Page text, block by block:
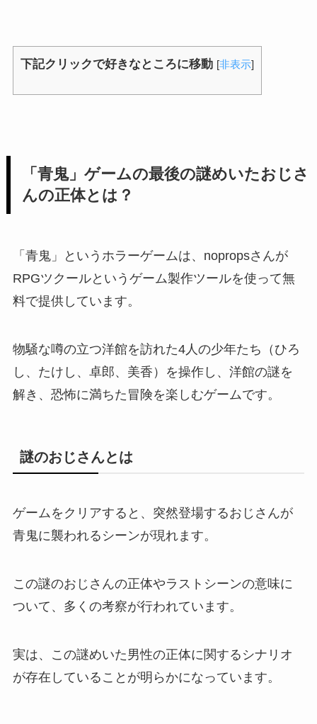
下記クリックで好きなところに移動 [非表示]
「青鬼」ゲームの最後の謎めいたおじさ
んの正体とは？
「青鬼」というホラーゲームは、nopropsさんが
RPGツクールというゲーム製作ツールを使って無
料で提供しています。
物騒な噂の立つ洋館を訪れた4人の少年たち（ひろ
し、たけし、卓郎、美香）を操作し、洋館の謎を
解き、恐怖に満ちた冒険を楽しむゲームです。
謎のおじさんとは
ゲームをクリアすると、突然登場するおじさんが
青鬼に襲われるシーンが現れます。
この謎のおじさんの正体やラストシーンの意味に
ついて、多くの考察が行われています。
実は、この謎めいた男性の正体に関するシナリオ
が存在していることが明らかになっています。